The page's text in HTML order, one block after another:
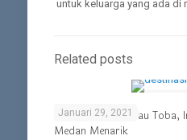
untuk keluarga yang ada di
Related posts
Januari 29, 2021
Bukan Hanya Danau
Medan Menarik